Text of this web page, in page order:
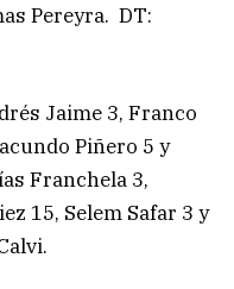
Pereyra. DT:
Jaime 3, Franco
Piñero 5 y
Franchela 3,
15, Selem Safar 3 y